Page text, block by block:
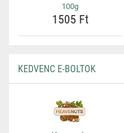
100g
1505 Ft
KEDVENC E-BOLTOK